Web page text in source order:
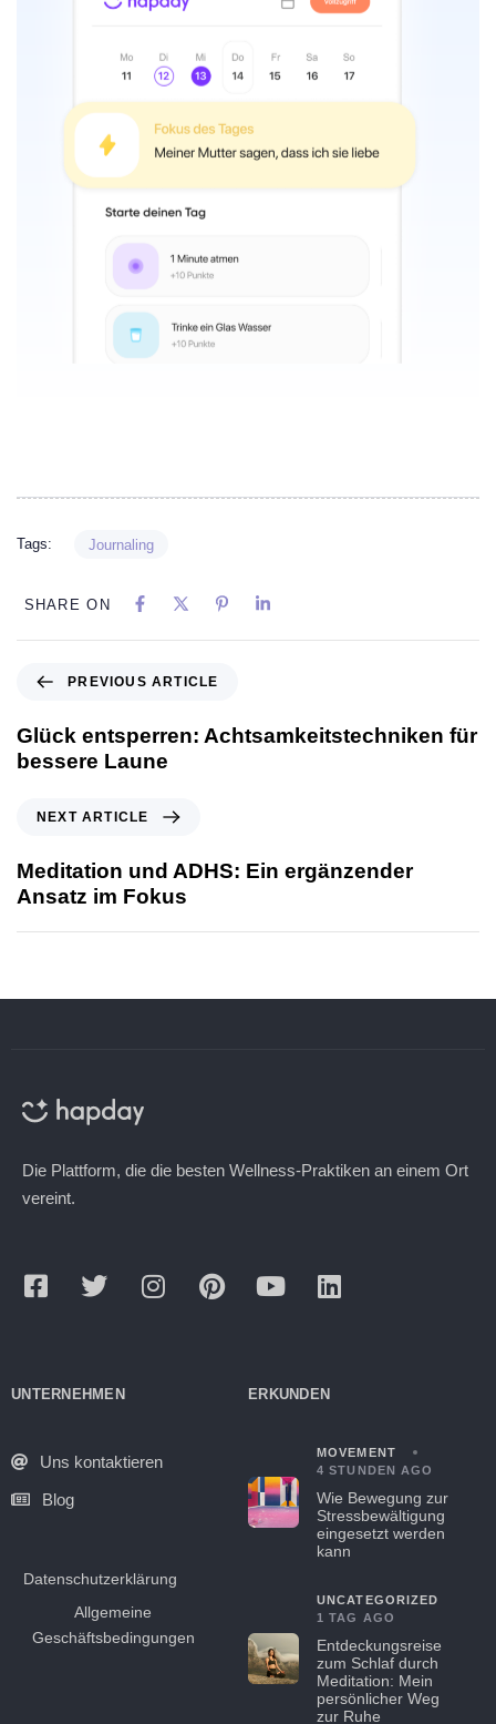
Tags: Journaling
SHARE ON
PREVIOUS ARTICLE
Glück entsperren: Achtsamkeitstechniken für
bessere Laune
NEXT ARTICLE
Meditation und ADHS: Ein ergänzender
Ansatz im Fokus
Die Plattform, die die besten Wellness-Praktiken an einem Ort
vereint.
UNTERNEHMEN
Uns kontaktieren
Blog
Datenschutzerklärung
Allgemeine
Geschäftsbedingungen
ERKUNDEN
MOVEMENT
4 STUNDEN AGO
Wie Bewegung zur
Stressbewältigung
eingesetzt werden
kann
UNCATEGORIZED
1 TAG AGO
Entdeckungsreise
zum Schlaf durch
Meditation: Mein
persönlicher Weg
zur Ruhe